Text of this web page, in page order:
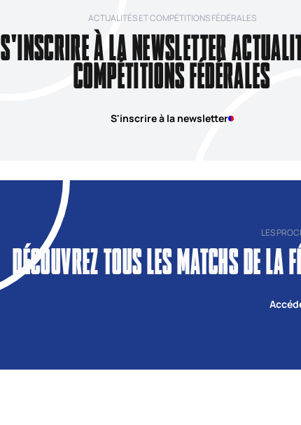
ACTUALITÉS ET COMPÉTITIONS FÉDÉRALES
S'INSCRIRE À LA NEWSLETTER
COMPÉTITIONS FÉDÉRALES
S'inscrire à la newsletter
LES
DÉCOUVREZ TOUS LES MATCHS DE